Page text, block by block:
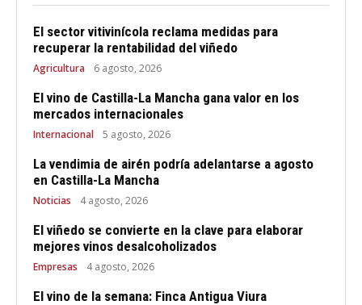
El sector vitivinícola reclama medidas para
recuperar la rentabilidad del viñedo
Agricultura 6 agosto, 2026
El vino de Castilla-La Mancha gana valor en los
mercados internacionales
Internacional 5 agosto, 2026
La vendimia de airén podría adelantarse a agosto
en Castilla-La Mancha
Noticias 4 agosto, 2026
El viñedo se convierte en la clave para elaborar
mejores vinos desalcoholizados
Empresas 4 agosto, 2026
El vino de la semana: Finca Antigua Viura